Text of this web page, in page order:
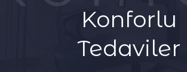
Konforlu
Tedaviler